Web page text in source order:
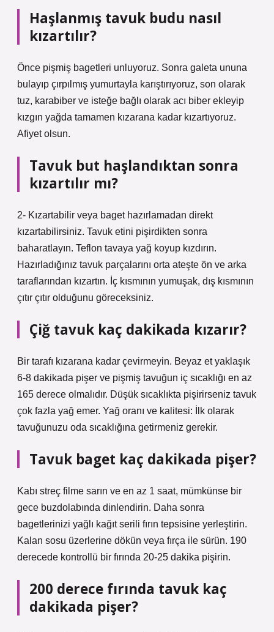
Haşlanmış tavuk budu nasıl
kızartılır?
Önce pişmiş bagetleri unluyoruz. Sonra galeta ununa
bulayıp çırpılmış yumurtayla karıştırıyoruz, son olarak
tuz, karabiber ve isteğe bağlı olarak acı biber ekleyip
kızgın yağda tamamen kızarana kadar kızartıyoruz.
Afiyet olsun.
Tavuk but haşlandıktan sonra
kızartılır mı?
2- Kızartabilir veya baget hazırlamadan direkt
kızartabilirsiniz. Tavuk etini pişirdikten sonra
baharatlayın. Teflon tavaya yağ koyup kızdırın.
Hazırladığınız tavuk parçalarını orta ateşte ön ve arka
taraflarından kızartın. İç kısmının yumuşak, dış kısmının
çıtır çıtır olduğunu göreceksiniz.
Çiğ tavuk kaç dakikada kızarır?
Bir tarafı kızarana kadar çevirmeyin. Beyaz et yaklaşık
6-8 dakikada pişer ve pişmiş tavuğun iç sıcaklığı en az
165 derece olmalıdır. Düşük sıcaklıkta pişirirseniz tavuk
çok fazla yağ emer. Yağ oranı ve kalitesi: İlk olarak
tavuğunuzu oda sıcaklığına getirmeniz gerekir.
Tavuk baget kaç dakikada pişer?
Kabı streç filme sarın ve en az 1 saat, mümkünse bir
gece buzdolabında dinlendirin. Daha sonra
bagetlerinizi yağlı kağıt serili fırın tepsisine yerleştirin.
Kalan sosu üzerlerine dökün veya fırça ile sürün. 190
derecede kontrollü bir fırında 20-25 dakika pişirin.
200 derece fırında tavuk kaç
dakikada pişer?